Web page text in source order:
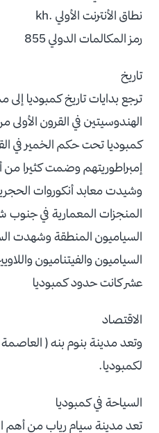
نطاق الأنترنت الأولي .kh
رمز المكالمات الدولي 855
تاريخ
ترجع بدايات تاريخ كمبوديا إلى
الهندوسيتين في القرون الأولى
كمبوديا تحت حكم الخمير في
إمبراطوريتهم وضمت كثيرا من
وشيدت معابد أنكوروات
السياميون المنطقة وشهدت
السياميون والفيتناميون
عشر كانت حدود كمبوديا
الاقتصاد
وتعد مدينة بنوم بنه (
لكمبوديا.
السياحة في كمبوديا
تعد مدينة سيام رياب من أهم